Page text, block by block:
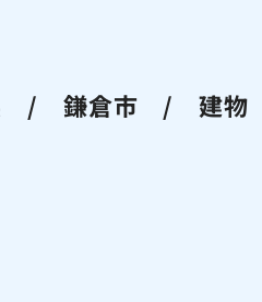
県 / 鎌倉市 / 建